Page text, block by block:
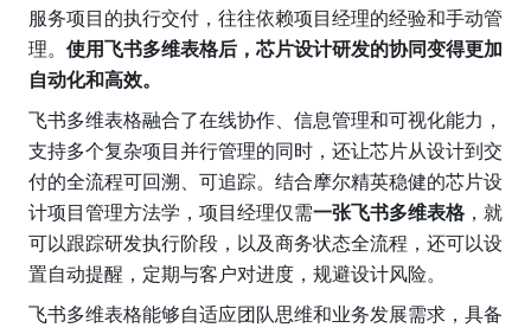
服务项目的执行交付，往往依赖项目经理的经验和手动管
理。 使用飞书多维表格后，芯片设计研发的协同变得更加
自动化和高效。
飞书多维表格融合了在线协作、信息管理和可视化能力，
支持多个复杂项目并行管理的同时，还让芯片从设计到交
付的全流程可回溯、可追踪。结合摩尔精英稳健的芯片设
计项目管理方法学，项目经理仅需一张飞书多维表格，就
可以跟踪研发执行阶段，以及商务状态全流程，还可以设
置自动提醒，定期与客户对进度，规避设计风险。
飞书多维表格能够自适应团队思维和业务发展需求，具备